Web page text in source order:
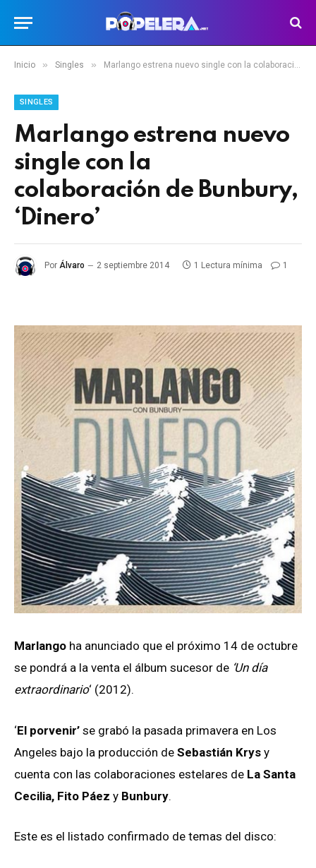
Inicio » Singles » Marlango estrena nuevo single con la colaboración de Bunbury, ‘Dinero’
SINGLES
Marlango estrena nuevo
single con la
colaboración de Bunbury,
‘Dinero’
Por Álvaro 2 septiembre 2014 1 Lectura mínima 1
Marlango ha anunciado que el próximo 14 de octubre
se pondrá a la venta el álbum sucesor de ‘Un día
extraordinario‘ (2012).
‘El porvenir’ se grabó la pasada primavera en Los
Angeles bajo la producción de Sebastián Krys y
cuenta con las colaboraciones estelares de La Santa
Cecilia, Fito Páez y Bunbury.
Este es el listado confirmado de temas del disco: